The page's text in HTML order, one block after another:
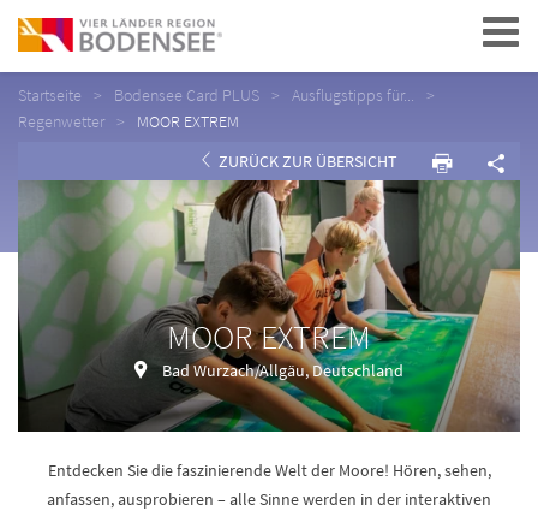
Navigation
Startseite Bodensee Card PLUS
Ausflugstipps für...
Regenwetter
MOOR EXTREM
ZURÜCK ZUR ÜBERSICHT
MOOR EXTREM
Bad Wurzach/Allgäu, Deutschland
Entdecken Sie die faszinierende Welt der Moore! Hören, sehen,
anfassen, ausprobieren – alle Sinne werden in der interaktiven